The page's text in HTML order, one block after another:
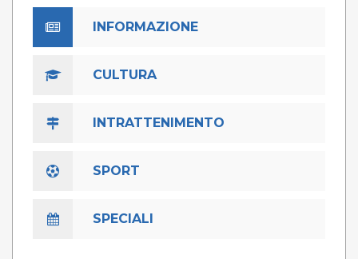
INFORMAZIONE
CULTURA
INTRATTENIMENTO
SPORT
SPECIALI